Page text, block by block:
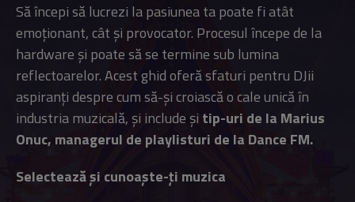
Să începi să lucrezi la pasiunea ta poate fi atât
emoționant, cât și provocator. Procesul începe de la
hardware și poate să se termine sub lumina
reflectoarelor. Acest ghid oferă sfaturi pentru DJii
aspiranți despre cum să-și croiască o cale unică în
industria muzicală, și include și tip-uri de la Marius
Onuc, managerul de playlisturi de la Dance FM.
Selectează și cunoaște-ți muzica